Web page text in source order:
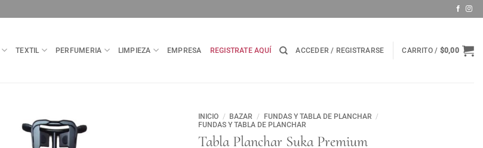
TEXTIL PERFUMERIA LIMPIEZA EMPRESA REGISTRATE AQUÍ ACCEDER / REGISTRARSE CARRITO / $0,00
INICIO / BAZAR / FUNDAS Y TABLA DE PLANCHAR /
FUNDAS Y TABLA DE PLANCHAR
Tabla Planchar Suka Premium